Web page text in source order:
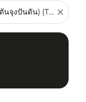
close